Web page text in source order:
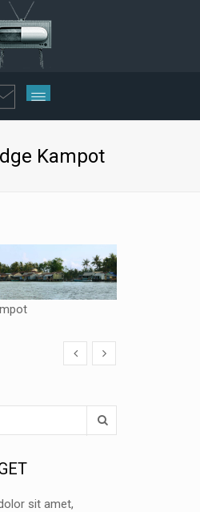
Kampot
sit amet,